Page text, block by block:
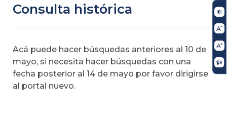
Consulta histórica
Acá puede hacer búsquedas anteriores al 10 de
mayo, si necesita hacer búsquedas con una
fecha posterior al 14 de mayo por favor dirigirse
al portal nuevo.